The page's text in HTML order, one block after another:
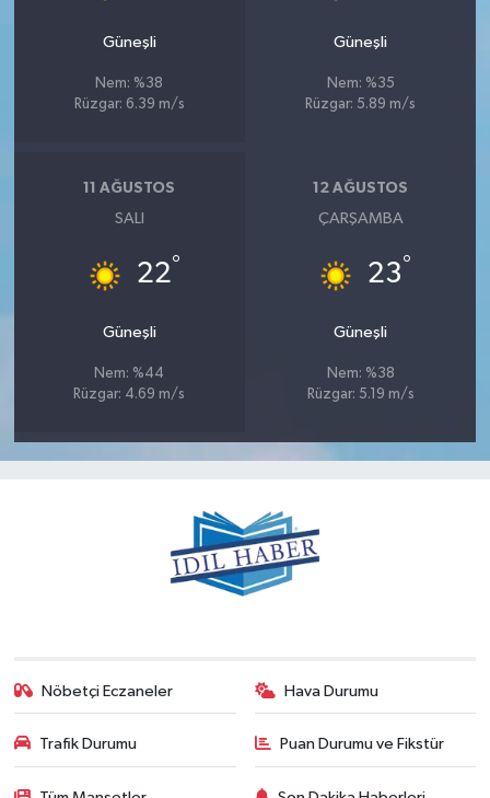
Güneşli
Nem: %38
Rüzgar: 6.39 m/s
Güneşli
Nem: %35
Rüzgar: 5.89 m/s
11 AĞUSTOS
SALI
22°
Güneşli
Nem: %44
Rüzgar: 4.69 m/s
12 AĞUSTOS
ÇARŞAMBA
23°
Güneşli
Nem: %38
Rüzgar: 5.19 m/s
Nöbetçi Eczaneler Hava Durumu
Trafik Durumu Puan Durumu ve Fikstür